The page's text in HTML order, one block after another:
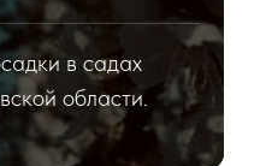
в садах
области.